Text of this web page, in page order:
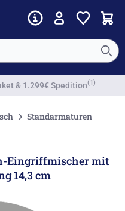
Standarmaturen
Eingriffmischer mit
14,3 cm